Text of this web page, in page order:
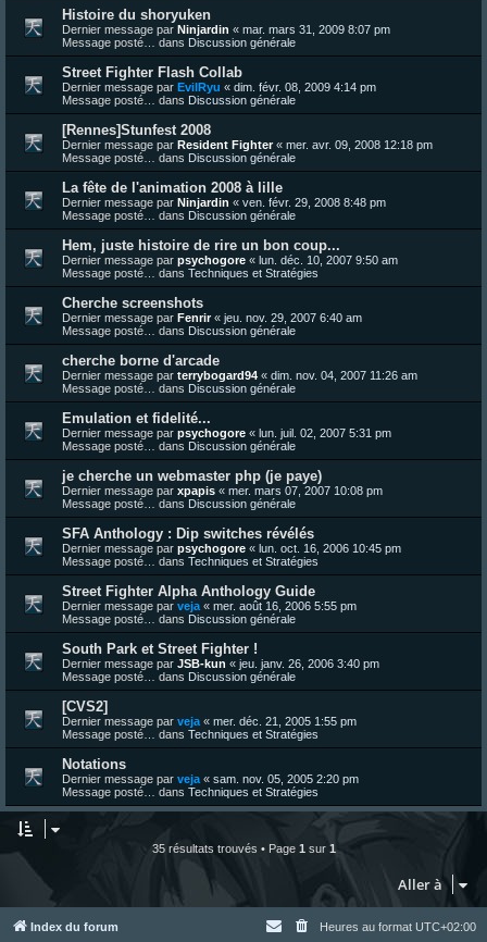
Histoire du shoryuken
Dernier message par Ninjardin « mar. mars 31, 2009 8:07 pm
Message posté… dans Discussion générale
Street Fighter Flash Collab
Dernier message par EvilRyu « dim. févr. 08, 2009 4:14 pm
Message posté… dans Discussion générale
[Rennes]Stunfest 2008
Dernier message par Resident Fighter« mer. avr. 09, 2008 12:18 pm
Message posté… dans Discussion générale
La fête de l'animation 2008 à lille
Dernier message par Ninjardin « ven. févr. 29, 2008 8:48 pm
Message posté… dans Discussion générale
Hem, juste histoire de rire un bon coup...
Dernier message par psychogore « lun. déc. 10, 2007 9:50 am
Message posté… dans Techniques et Stratégies
Cherche screenshots
Dernier message par Fenrir« jeu. nov. 29, 2007 6:40 am
Message posté… dans Discussion générale
cherche borne d'arcade
Dernier message par terrybogard94 « dim. nov. 04, 2007 11:26 am
Message posté… dans Discussion générale
Emulation et fidelité...
Dernier message par psychogore « lun. juil. 02, 2007 5:31 pm
Message posté… dans Discussion générale
je cherche un webmaster php (je paye)
Dernier message par xpapis « mer. mars 07, 2007 10:08 pm
Message posté… dans Discussion générale
SFA Anthology : Dip switches révélés
Dernier message par psychogore « lun. oct. 16, 2006 10:45 pm
Message posté… dans Techniques et Stratégies
Street Fighter Alpha Anthology Guide
Dernier message par veja « mer. août 16, 2006 5:55 pm
Message posté… dans Discussion générale
South Park et Street Fighter !
Dernier message par JSB-kun « jeu. janv. 26, 2006 3:40 pm
Message posté… dans Discussion générale
[CVS2]
Dernier message par veja « mer. déc. 21, 2005 1:55 pm
Message posté… dans Techniques et Stratégies
Notations
Dernier message par veja « sam. nov. 05, 2005 2:20 pm
Message posté… dans Techniques et Stratégies
35 résultats trouvés • Page 1 sur 1
Aller à
Index du forum Heures au format UTC+02:00